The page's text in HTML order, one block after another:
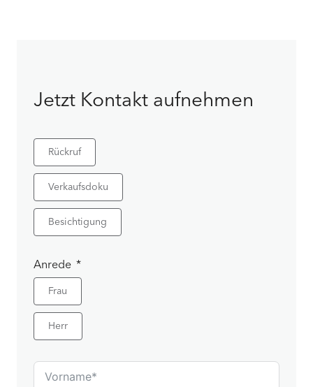
Jetzt Kontakt aufnehmen
Rückruf
Verkaufsdoku
Besichtigung
Anrede
Frau
Herr